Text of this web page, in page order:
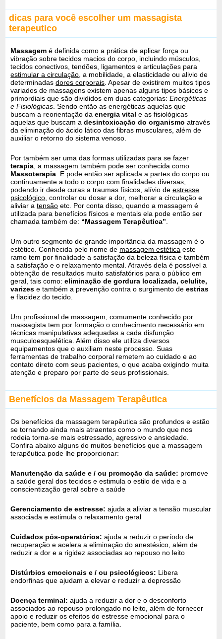
dicas para você escolher um massagista
terapeutico
Massagem é definida como a prática de aplicar força ou
vibração sobre tecidos macios do corpo, incluindo músculos,
tecidos conectivos, tendões, ligamentos e articulações para
estimular a circulação , a mobilidade, a elasticidade ou alivio de
determinadasdores corporais . Apesar de existirem muitos tipos
variados de massagens existem apenas alguns tipos básicos e
primordiais que são divididos em duas categorias:Energéticas
e Fisiológicas . Sendo então as energéticas aquelas que
buscam a reorientação daenergia vital e as fisiológicas
aquelas que buscam adesintoxicação do organismo através
da eliminação do ácido lático das fibras musculares, além de
auxiliar o retorno do sistema venoso.
Por também ser uma das formas utilizadas para se fazer
terapia , a massagem também pode ser conhecida como
Massoterapia . E pode então ser aplicada a partes do corpo ou
continuamente a todo o corpo com finalidades diversas,
podendo ir desde curas a traumas físicos, alívio deestresse
psicológico , controlar ou dosar a dor, melhorar a circulação e
aliviar atensão etc. Por conta disso, quando a massagem é
utilizada para benefícios físicos e mentais ela pode então ser
chamada também de: “Massagem Terapêutica”
Um outro segmento de grande importância da massagem é o
estético. Conhecida pelo nome de massagem estética este
ramo tem por finalidade a satisfação da beleza física e também
a satisfação e o relaxamento mental. Através dela é possível a
obtenção de resultados muito satisfatórios para o público em
geral, tais como:eliminação de gordura localizada, celulite,
varizes e também a prevenção contra o surgimento deestrias
e flacidez do tecido.
Um profissional de massagem, comumente conhecido por
massagista tem por formação o conhecimento necessário em
técnicas manipulativas adequadas a cada disfunção
musculoesquelética. Além disso ele utiliza diversos
equipamentos que o auxiliam neste processo. Suas
ferramentas de trabalho corporal remetem ao cuidado e ao
contato direto com seus pacientes, o que acaba exigindo muita
atenção e preparo por parte de seus profissionais.
Benefícios da Massagem Terapêutica
Os benefícios da massagem terapêutica são profundos e estão
se tornando ainda mais atraentes como o mundo que nos
rodeia torna-se mais estressado, agressivo e ansiedade.
Confira abaixo alguns do muitos benefícios que a massagem
terapêutica pode lhe proporcionar:
Manutenção da saúde e / ou promoção da saúde: promove
a saúde geral dos tecidos e estimula o estilo de vida e a
conscientização geral sobre a saúde
Gerenciamento de estresse: ajuda a aliviar a tensão muscular
associada e estimula o relaxamento geral
Cuidados pós-operatórios: ajuda a reduzir o período de
recuperação e acelera a eliminação do anestésico, além de
reduzir a dor e a rigidez associadas ao repouso no leito
Distúrbios emocionais e / ou psicológicos: Libera
endorfinas que ajudam a elevar e reduzir a depressão
Doença terminal: ajuda a reduzir a dor e o desconforto
associados ao repouso prolongado no leito, além de fornecer
apoio e reduzir os efeitos do estresse emocional para o
paciente, bem como para a família.